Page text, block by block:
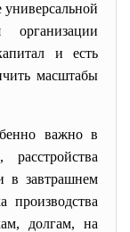
и есть
масштабы
важно в
в завтрашнем
производства
долгам, на